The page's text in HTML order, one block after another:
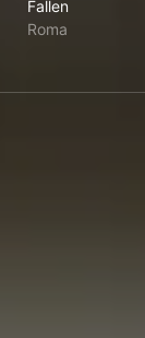
Fallen
Roma